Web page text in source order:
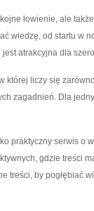
łowienie, ale
wiedzę, od startu w
atrakcyjna dla
której liczy się
zagadnień. Dla
praktyczny serwis o
gdzie treści
treści, by pogłębiać